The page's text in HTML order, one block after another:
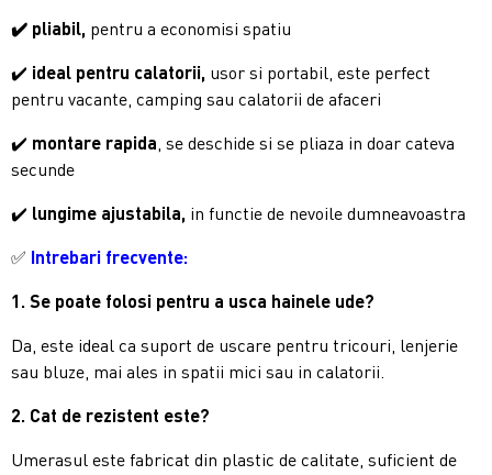
✔️ pliabil, pentru a economisi spatiu
✔️ ideal pentru calatorii, usor si portabil, este perfect
pentru vacante, camping sau calatorii de afaceri
✔️ montare rapida, se deschide si se pliaza in doar cateva
secunde
✔️ lungime ajustabila, in functie de nevoile dumneavoastra
✅ Intrebari frecvente:
1. Se poate folosi pentru a usca hainele ude?
Da, este ideal ca suport de uscare pentru tricouri, lenjerie
sau bluze, mai ales in spatii mici sau in calatorii.
2. Cat de rezistent este?
Umerasul este fabricat din plastic de calitate, suficient de